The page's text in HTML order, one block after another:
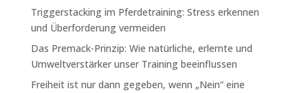
Triggerstacking im Pferdetraining: Stress erkennen
und Überforderung vermeiden
Das Premack-Prinzip: Wie natürliche, erlernte und
Umweltverstärker unser Training beeinflussen
Freiheit ist nur dann gegeben, wenn „Nein“ eine